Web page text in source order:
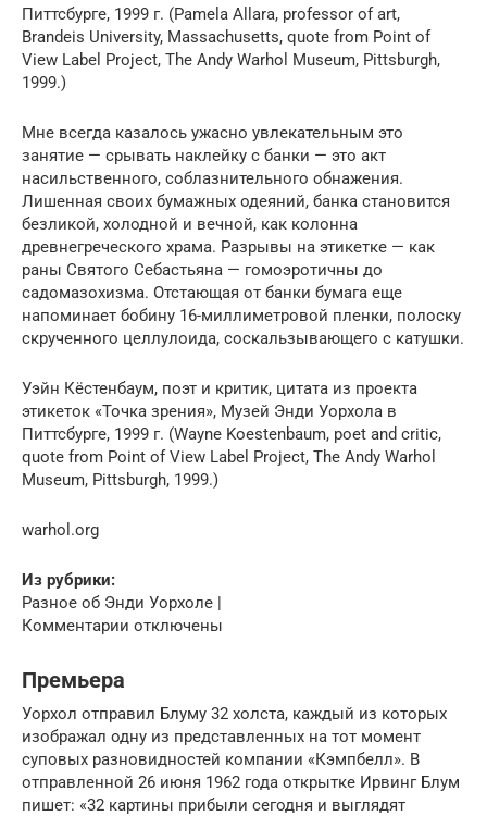
Питтсбурге, 1999 г. (Pamela Allara, professor of art,
Brandeis University, Massachusetts, quote from Point of
View Label Project, The Andy Warhol Museum, Pittsburgh,
1999.)
Мне всегда казалось ужасно увлекательным это
занятие — срывать наклейку с банки — это акт
насильственного, соблазнительного обнажения.
Лишенная своих бумажных одеяний, банка становится
безликой, холодной и вечной, как колонна
древнегреческого храма. Разрывы на этикетке — как
раны Святого Себастьяна — гомоэротичны до
садомазохизма. Отстающая от банки бумага еще
напоминает бобину 16-миллиметровой пленки, полоску
скрученного целлулоида, соскальзывающего с катушки.
Уэйн Кёстенбаум, поэт и критик, цитата из проекта
этикеток «Точка зрения», Музей Энди Уорхола в
Питтсбурге, 1999 г. (Wayne Koestenbaum, poet and critic,
quote from Point of View Label Project, The Andy Warhol
Museum, Pittsburgh, 1999.)
warhol.org
Из рубрики:
Разное об Энди Уорхоле |
Комментарии отключены
Премьера
Уорхол отправил Блуму 32 холста, каждый из которых
изображал одну из представленных на тот момент
суповых разновидностей компании «Кэмпбелл». В
отправленной 26 июня 1962 года открытке Ирвинг Блум
пишет: «32 картины прибыли сегодня и выглядят